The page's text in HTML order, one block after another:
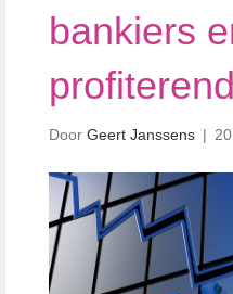
bankiers
Door Geert Janssens |